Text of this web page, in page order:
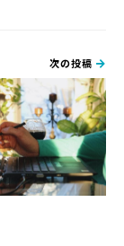
次の投稿